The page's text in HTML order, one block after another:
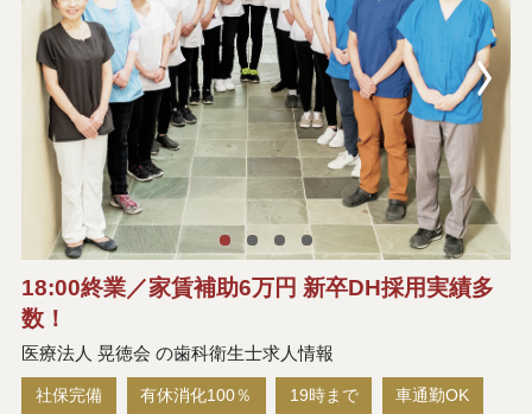
18:00終業／家賃補助6万円 新卒DH採用実績多
数！
医療法人 晃徳会 の歯科衛生士求人情報
社保完備 有休消化100％ 19時まで 車通勤OK